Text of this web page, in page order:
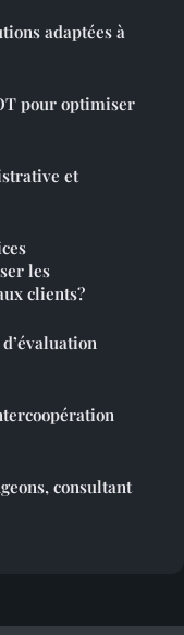
adaptées à
pour optimiser
et
les
clients?
consultant